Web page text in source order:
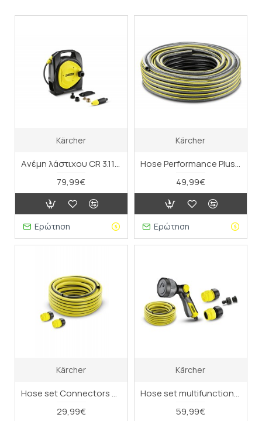
Kärcher
Aνέμη λάστιχου CR 3.110 για μπαλκόνι
79,99€
Ερώτηση
Kärcher
Hose Performance Plus 1/2" - 30m
49,99€
Ερώτηση
Kärcher
Hose set Connectors Primoflex1/2"-20m
29,99€
Kärcher
Hose set multifunctional 1/2" - 30m
59,99€